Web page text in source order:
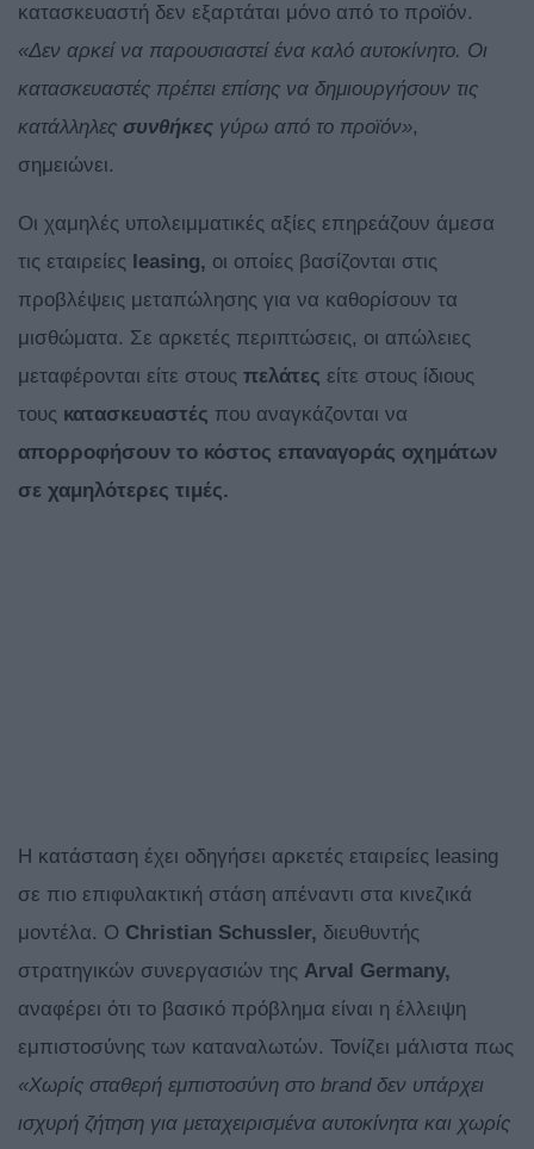
κατασκευαστή δεν εξαρτάται μόνο από το προϊόν.
«Δεν αρκεί να παρουσιαστεί ένα καλό αυτοκίνητο. Οι
κατασκευαστές πρέπει επίσης να δημιουργήσουν τις
κατάλληλες συνθήκες γύρω από το προϊόν»,
σημειώνει.
Οι χαμηλές υπολειμματικές αξίες επηρεάζουν άμεσα
τις εταιρείες
leasing, οι οποίες βασίζονται στις
προβλέψεις μεταπώλησης για να καθορίσουν τα
μισθώματα. Σε αρκετές περιπτώσεις, οι απώλειες
μεταφέρονται είτε στους πελάτες είτε στους ίδιους
τους κατασκευαστές που αναγκάζονται να
απορροφήσουν το κόστος επαναγοράς οχημάτων
σε χαμηλότερες τιμές.
Η κατάσταση έχει οδηγήσει αρκετές εταιρείες leasing
σε πιο επιφυλακτική στάση απέναντι στα κινεζικά
μοντέλα. Ο Christian Schussler, διευθυντής
στρατηγικών συνεργασιών της Arval Germany,
αναφέρει ότι το βασικό πρόβλημα είναι η έλλειψη
εμπιστοσύνης των καταναλωτών. Τονίζει μάλιστα πως
«Χωρίς σταθερή εμπιστοσύνη στο brand δεν υπάρχει
ισχυρή ζήτηση για μεταχειρισμένα αυτοκίνητα και χωρίς